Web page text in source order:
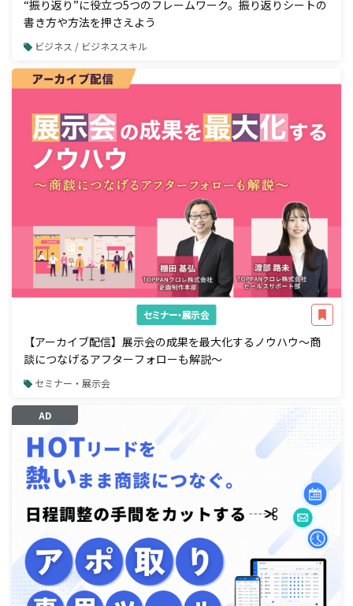
“振り返り”に役立つ5つのフレームワーク。振り返りシートの
書き方や方法を押さえよう
ビジネス / ビジネススキル
セミナー・展示会
【アーカイブ配信】展示会の成果を最大化するノウハウ～商
談につなげるアフターフォローも解説～
セミナー・展示会
AD